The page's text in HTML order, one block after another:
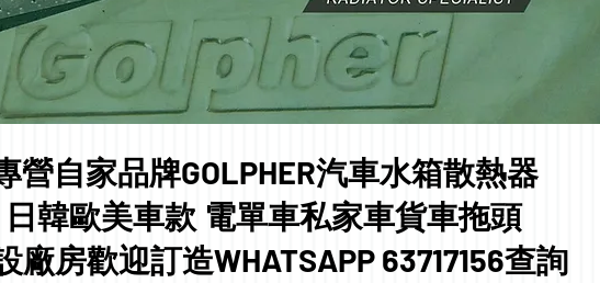
營自家品牌GOLPHER汽車水箱散熱器
日韓歐美車款 電單車私家車貨車拖頭​
廠房歡迎訂造WHATSAPP 63717156查詢